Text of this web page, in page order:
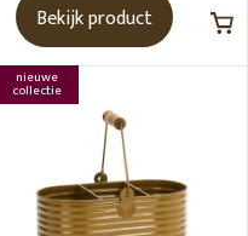
Bekijk product
nieuwe
collectie